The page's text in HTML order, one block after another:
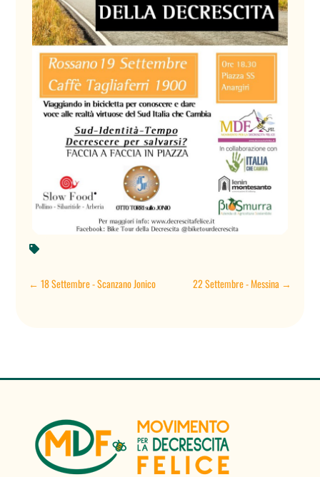

←18 Settembre - Scanzano Jonico 22 Settembre - Messina→